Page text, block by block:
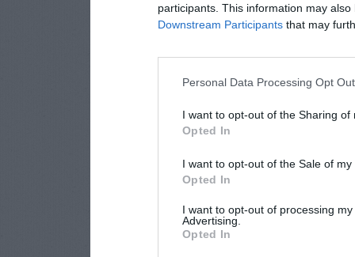
participants. This information may
Downstream Participants that may
Personal Data Processing Opt
I want to opt-out of the Sharing of
Opted In
I want to opt-out of the Sale of
Opted In
I want to opt-out of processing
Advertising.
Opted In